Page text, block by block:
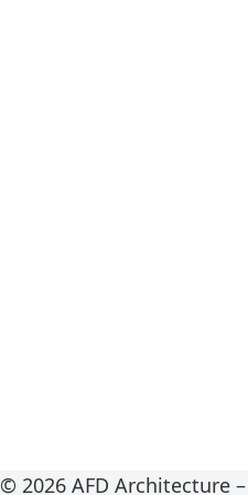
© 2026 AFD Architecture